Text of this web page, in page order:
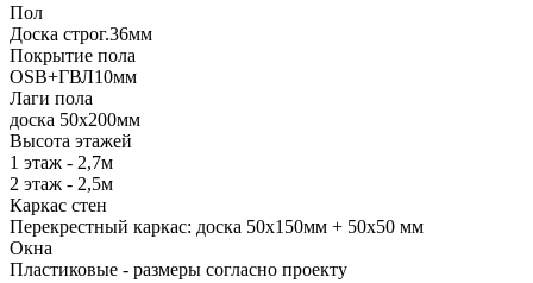
Пол
Доска строг.36мм
Покрытие пола
ОSB+ГВЛ10мм
Лаги пола
доска 50х200мм
Высота этажей
1 этаж - 2,7м
2 этаж - 2,5м
Каркас стен
Перекрестный каркас: доска 50х150мм + 50х50 мм
Окна
Пластиковые - размеры согласно проекту